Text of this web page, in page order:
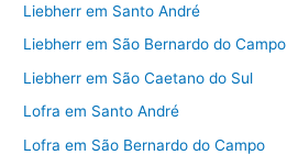
Liebherr em Santo André
Liebherr em São Bernardo do Campo
Liebherr em São Caetano do Sul
Lofra em Santo André
Lofra em São Bernardo do Campo